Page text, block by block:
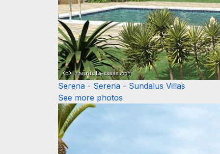
Serena - Serena - Sundalus Villas
See more photos